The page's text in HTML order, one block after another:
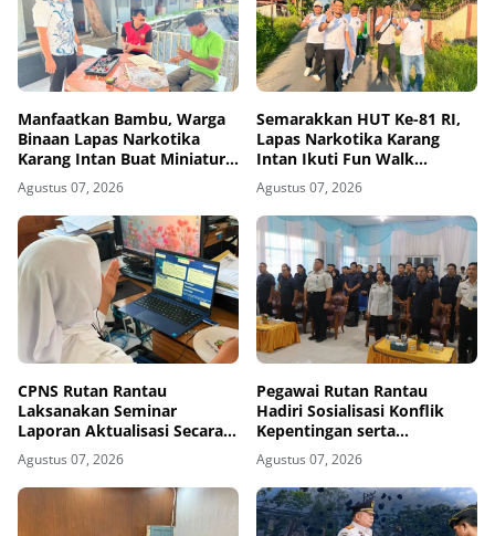
Manfaatkan Bambu, Warga
Binaan Lapas Narkotika
Karang Intan Buat Miniatur
Gantungan Kunci Abjad
Agustus 07, 2026
Semarakkan HUT Ke-81 RI,
Lapas Narkotika Karang
Intan Ikuti Fun Walk
Kemenimipas Kalsel
Agustus 07, 2026
CPNS Rutan Rantau
Laksanakan Seminar
Laporan Aktualisasi Secara
Virtual
Agustus 07, 2026
Pegawai Rutan Rantau
Hadiri Sosialisasi Konflik
Kepentingan serta
Monitoring dan Evaluasi
Caraka LHKAN di Kanwil
Ditjenpas Kalsel
Agustus 07, 2026